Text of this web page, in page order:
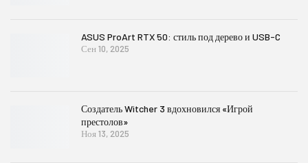
ASUS ProArt RTX 50: стиль под дерево и USB-C
Сен 10, 2025
Создатель Witcher 3 вдохновился «Игрой
престолов»
Ноя 13, 2025